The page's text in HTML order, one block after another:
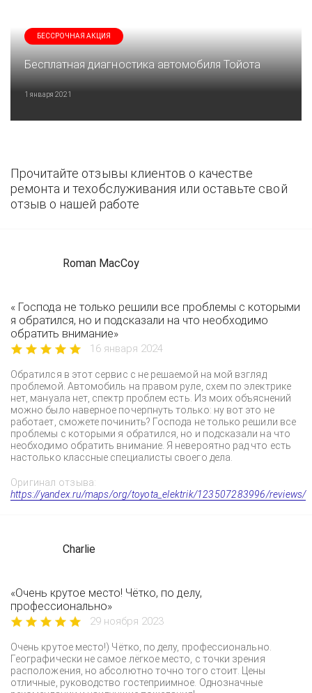
БЕССРОЧНАЯ АКЦИЯ
Бесплатная диагностика автомобиля Тойота
1 января 2021
Прочитайте отзывы клиентов о качестве
ремонта и техобслуживания или оставьте свой
отзыв о нашей работе
Roman MacCoy
« Господа не только решили все проблемы с которыми
я обратился, но и подсказали на что необходимо
обратить внимание»
16 января 2024
Обратился в этот сервис с не решаемой на мой взгляд
проблемой. Автомобиль на правом руле, схем по электрике
нет, мануала нет, спектр проблем есть. Из моих объяснений
можно было наверное почерпнуть только: ну вот это не
работает, сможете починить? Господа не только решили все
проблемы с которыми я обратился, но и подсказали на что
необходимо обратить внимание. Я невероятно рад что есть
настолько классные специалисты своего дела.
Оригинал отзыва:
https://yandex.ru/maps/org/toyota_elektrik/123507283996/reviews/
Charlie
«Очень крутое место! Чётко, по делу,
профессионально»
29 ноября 2023
Очень крутое место!) Чётко, по делу, профессионально.
Географически не самое лёгкое место, с точки зрения
расположения, но абсолютно точно того стоит. Цены
отличные, руководство гостеприимное. Однозначные